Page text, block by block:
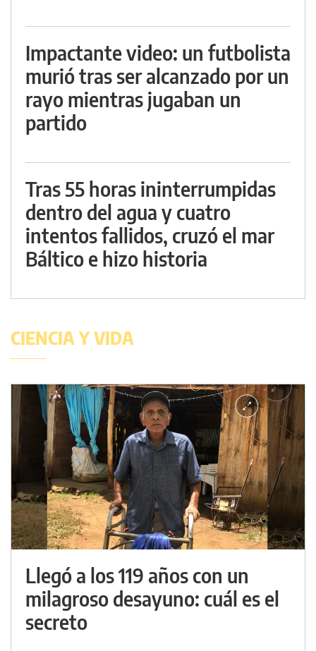
Impactante video: un futbolista
murió tras ser alcanzado por un
rayo mientras jugaban un
partido
Tras 55 horas ininterrumpidas
dentro del agua y cuatro
intentos fallidos, cruzó el mar
Báltico e hizo historia
CIENCIA Y VIDA
Llegó a los 119 años con un
milagroso desayuno: cuál es el
secreto